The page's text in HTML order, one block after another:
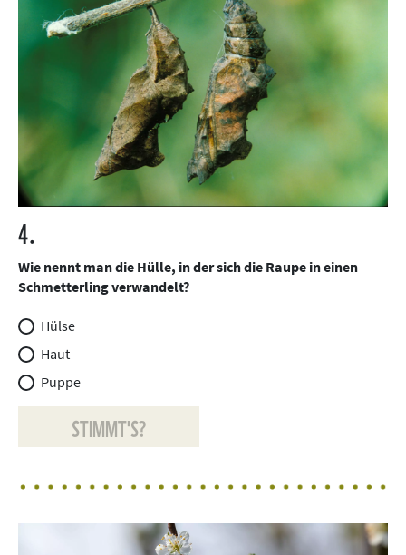
4.
Wie nennt man die Hülle, in der sich die Raupe in einen
Schmetterling verwandelt?
Hülse
Haut
Puppe
STIMMT'S?